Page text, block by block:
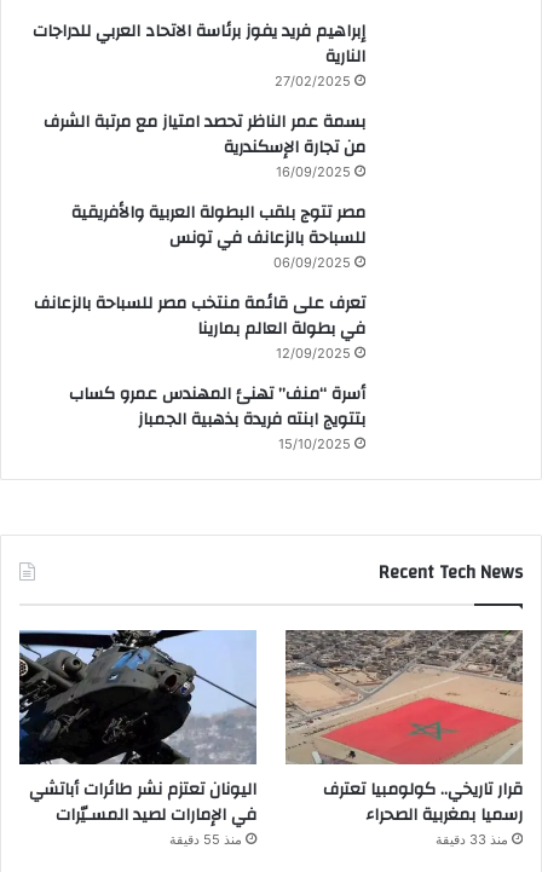
إبراهيم فريد يفوز برئاسة الاتحاد العربي للدراجات
النارية
27/02/2025
بسمة عمر الناظر تحصد امتياز مع مرتبة الشرف
من تجارة الإسكندرية
16/09/2025
مصر تتوج بلقب البطولة العربية والأفريقية
للسباحة بالزعانف في تونس
06/09/2025
تعرف على قائمة منتخب مصر للسباحة بالزعانف
في بطولة العالم بمارينا
12/09/2025
أسرة “منف” تهنئ المهندس عمرو كساب
بتتويج ابنته فريدة بذهبية الجمباز
15/10/2025
Recent Tech News
قرار تاريخي.. كولومبيا تعترف
رسميا بمغربية الصحراء
منذ 33 دقيقة
اليونان تعتزم نشر طائرات أباتشي
في الإمارات لصيد المسـيّرات
منذ 55 دقيقة